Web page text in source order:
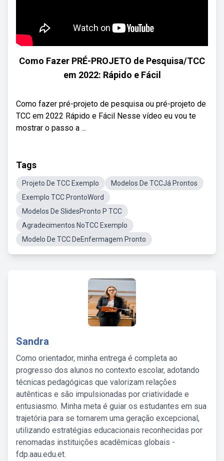
Como Fazer PRÉ-PROJETO de Pesquisa/TCC
em 2022: Rápido e Fácil
Como fazer pré-projeto de pesquisa ou pré-projeto de
TCC em 2022 Rápido e Fácil Nesse vídeo eu vou te
mostrar o passo a ...
Tags
Projeto De TCC Exemplo
Modelos De TCCJá Prontos
Exemplo TCC ProntoWord
Modelos De SlidesPronto P TCC
Agradecimentos NoTCC Exemplo
Modelo De TCC DeEnfermagem Pronto
Sandra
Como orientador, minha entrega é completa ao
progresso dos alunos no contexto escolar, adotando
técnicas pedagógicas que valorizam relações
autênticas e são impulsionadas por criatividade e
entusiasmo. Minha meta é guiar os estudantes em sua
trajetória para se tornarem uma geração excepcional,
utilizando estratégias educacionais reconhecidas por
renomadas instituições acadêmicas globais -
fdp.aau.edu.et.